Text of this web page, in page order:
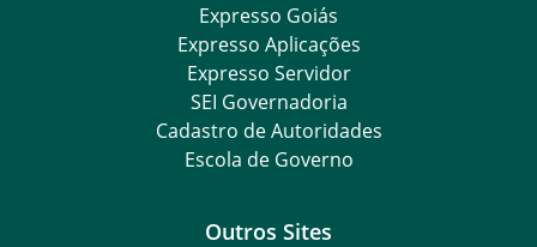
Expresso Goiás
Expresso Aplicações
Expresso Servidor
SEI Governadoria
Cadastro de Autoridades
Escola de Governo
Outros Sites